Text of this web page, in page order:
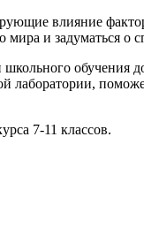
влияние
и задуматься о
лаборатории,
7-11 классов.